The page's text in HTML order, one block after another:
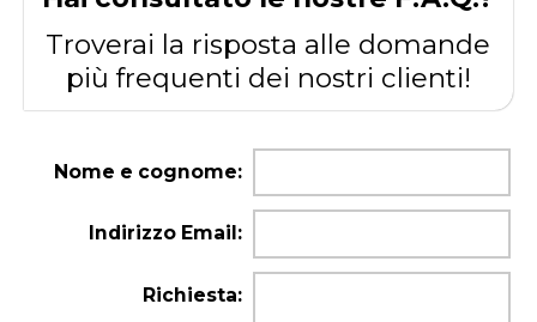
Troverai la risposta alle domande
più frequenti dei nostri clienti!
Nome e cognome:
Indirizzo Email:
Richiesta: